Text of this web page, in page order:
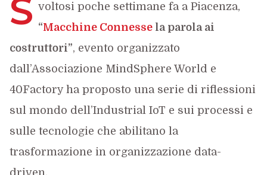
S voltosi poche settimane fa a Piacenza,
“Macchine Connessela parola ai
costruttori”, evento organizzato
dall’Associazione MindSphere World e
40Factory ha proposto una serie di riflessioni
sul mondo dell’Industrial IoT e sui processi e
sulle tecnologie che abilitano la
trasformazione in organizzazione data-
driven.